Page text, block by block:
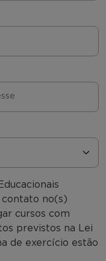
contato no(s)
cursos com
previstos na Lei
de exercício estão